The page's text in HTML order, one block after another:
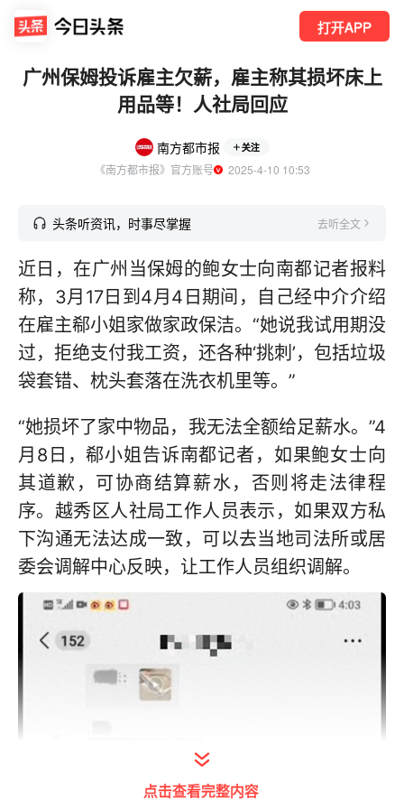
打开APP
广州保姆投诉雇主欠薪，雇主称其损坏床上
用品等！人社局回应
南方都市报 关注
《南方都市报》官方账号
  2025-4-10 10:53
头条听资讯，时事尽掌握 去听全文
近日，在广州当保姆的鲍女士向南都记者报料
称，3月17日到4月4日期间，自己经中介介绍
在雇主郗小姐家做家政保洁。“她说我试用期没
过，拒绝支付我工资，还各种‘挑刺’，包括垃圾
袋套错、枕头套落在洗衣机里等。”
“她损坏了家中物品，我无法全额给足薪水。”4
月8日，郗小姐告诉南都记者，如果鲍女士向
其道歉，可协商结算薪水，否则将走法律程
序。越秀区人社局工作人员表示，如果双方私
下沟通无法达成一致，可以去当地司法所或居
委会调解中心反映，让工作人员组织调解。
点击查看完整内容